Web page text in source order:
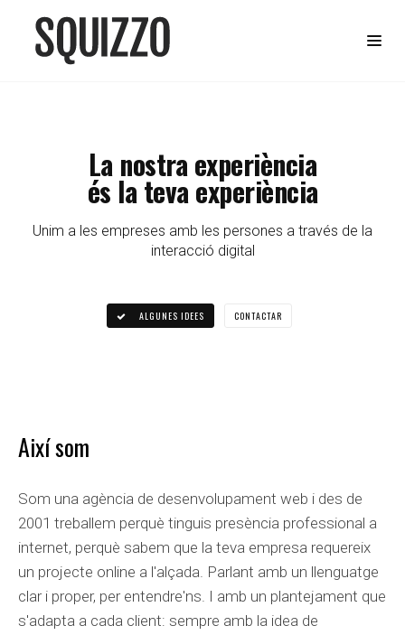
La nostra experiència
és la teva experiència
Unim a les empreses amb les persones a través de la
interacció digital
ALGUNES IDEES CONTACTAR
Així som
Som una agència de desenvolupament web i des de
2001 treballem perquè tinguis presència professional a
internet, perquè sabem que la teva empresa requereix
un projecte online a l'alçada. Parlant amb un llenguatge
clar i proper, per entendre'ns. I amb un plantejament que
s'adapta a cada client: sempre amb la idea de